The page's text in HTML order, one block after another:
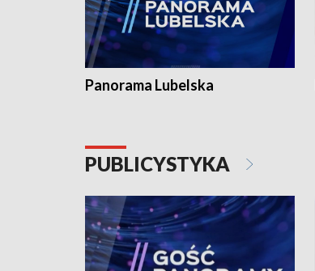
Panorama Lubelska
PUBLICYSTYKA